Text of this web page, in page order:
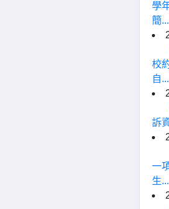
學
簡...
校
自...
訴
一
生...